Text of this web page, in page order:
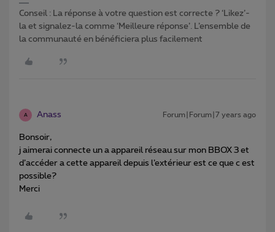
Conseil : La réponse à votre question est correcte ? ‘Likez’-
la et signalez-la comme ‘Meilleure réponse’. L’ensemble de
la communauté en bénéficiera plus facilement
A Anass Forum|Forum|7 years ago
Bonsoir,
j aimerai connecte un a appareil réseau sur mon BBOX 3 et
d’accéder a cette appareil depuis l’extérieur est ce que c est
possible?
Merci